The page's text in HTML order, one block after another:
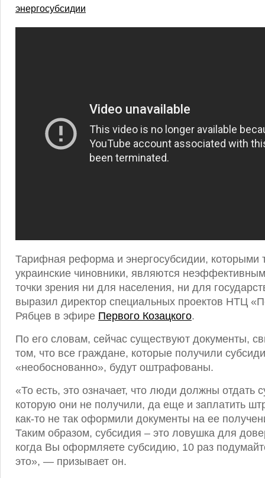
энергосубсидии
Тарифная реформа и энергосубсидии, которыми
украинские чиновники, являются
точки зрения ни для населения, ни для
выразил директор специальных проектов НТЦ
Рябцев в эфире Первого Козацкого.
По его словам, сейчас существуют документы,
том, что все граждане, которые получили
«необоснованно», будут оштрафованы.
«То есть, это означает, что люди должны отдать
которую они не получили, да еще и заплатить
как-то не так оформили документы на ее
Таким образом, субсидия – это ловушка для
когда Вы оформляете субсидию, 10 раз
это», — призывает он.